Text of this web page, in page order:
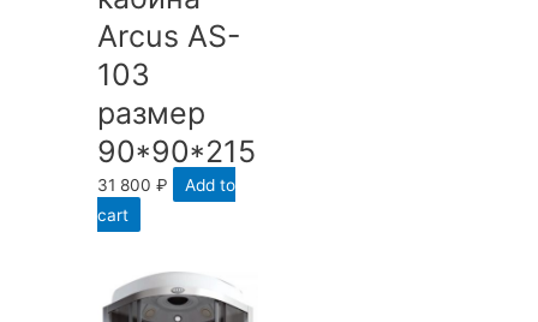
Arcus AS-
103
размер
90*90*215
31 800₽
Add to
cart